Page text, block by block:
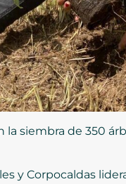
siembra de 350
y Corpocaldas